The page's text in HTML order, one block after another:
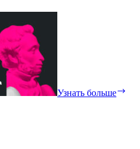
Узнать больше